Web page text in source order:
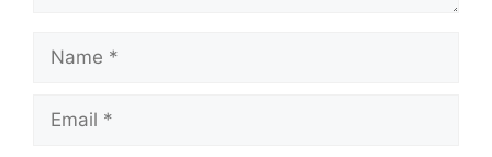
Name
Email